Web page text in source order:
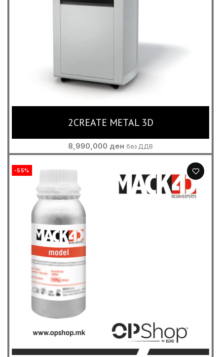
2CREATE METAL 3D
8,990,000 ден без ДДВ
-55%